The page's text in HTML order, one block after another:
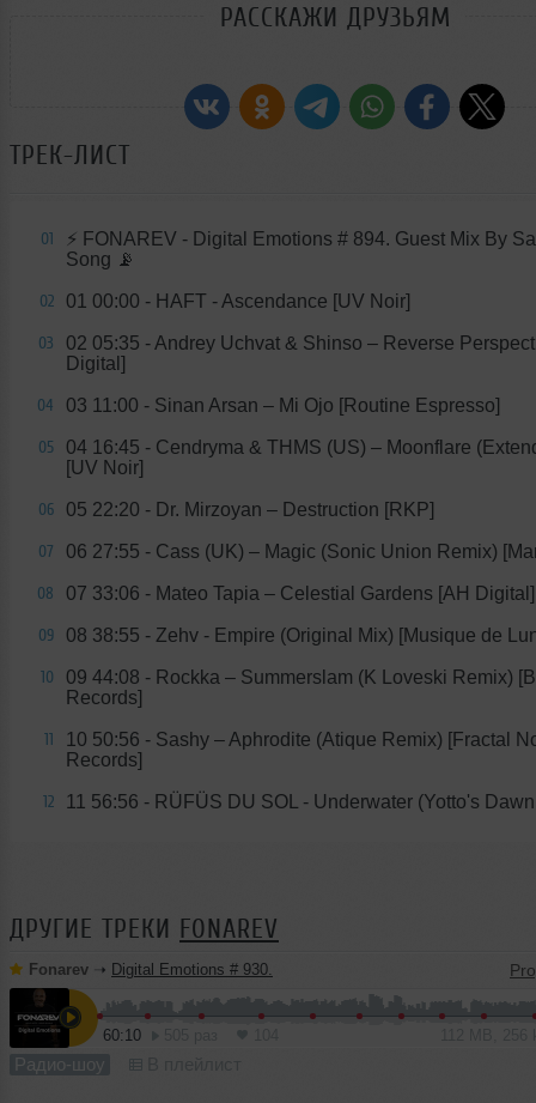
РАССКАЖИ ДРУЗЬЯМ
ТРЕК-ЛИСТ
01
⚡️ FONAREV - Digital Emotions # 894. Guest Mix By
Song 📡
02 01 00:00 - HAFT - Ascendance [UV Noir]
03
02 05:35 - Andrey Uchvat & Shinso – Reverse
Digital]
04 03 11:00 - Sinan Arsan – Mi Ojo [Routine Espresso]
05
04 16:45 - Cendryma & THMS (US) – Moonflare
[UV Noir]
06 05 22:20 - Dr. Mirzoyan – Destruction [RKP]
07 06 27:55 - Cass (UK) – Magic (Sonic Union Remix)
08 07 33:06 - Mateo Tapia – Celestial Gardens [AH Digital]
09 08 38:55 - Zehv - Empire (Original Mix) [Musique de
10
09 44:08 - Rockka – Summerslam (K Loveski Remix)
Records]
11
10 50:56 - Sashy – Aphrodite (Atique Remix) [Fractal
Records]
12 11 56:56 - RÜFÜS DU SOL - Underwater (Yotto's
ДРУГИЕ ТРЕКИ FONAREV
Fonarev ➝ Digital Emotions # 930.
60:10
Радио-шоу